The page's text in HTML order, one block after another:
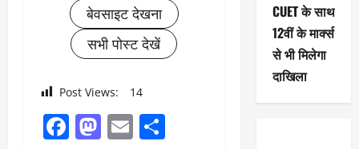
बेवसाइट देखना
सभी पोस्ट देखें
Post Views: 14
Facebook
Mastodon
Email
CUET के साथ
12वीं के मार्क्स
से भी मिलेगा
दाखिला